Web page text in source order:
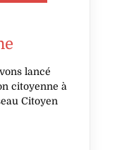
lancé
citoyenne à
Citoyen